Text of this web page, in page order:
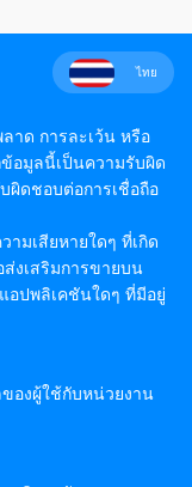
ไทย
าด การละเว้น หรือ
อมูลนี้เป็นความรับผิด
ผิดชอบต่อการเชื่อถือ
มเสียหายใดๆ ที่เกิด
งเสริมการขายบน
อปพลิเคชันใดๆ ที่มีอยู่
องผู้ใช้กับหน่วยงาน